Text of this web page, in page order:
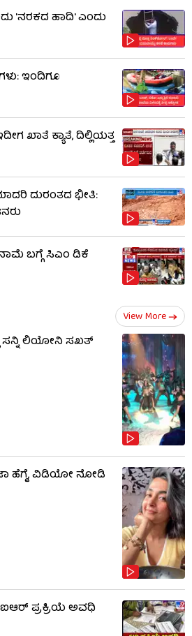
'ನರಕದ ಹಾದಿ' ಎಂದು
ಇಂದಿಗೂ
ಖಾತೆ ಕ್ಯಾತೆ, ದಿಲ್ಲಿಯತ್ತ
ದುರಂತದ ಭೀತಿ:
ಬಗ್ಗೆ ಸಿಎಂ ಡಿಕೆ
View More
ಸನ್ನಿ ಲಿಯೋನಿ ಸಖತ್
ಹೆಗ್ಡೆ, ವಿಡಿಯೋ ನೋಡಿ
ಪ್ರಕ್ರಿಯೆ ಅವಧಿ